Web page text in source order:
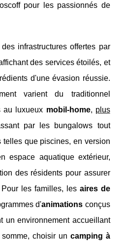
pour les passionnés de
infrastructures offertes par
des services étoilés, et
d'une évasion réussie.
varient du traditionnel
au luxueux mobil-home, plus
par les bungalows tout
que piscines, en version
espace aquatique extérieur,
des résidents pour assurer
les familles, les aires de
d'animations conçus
un environnement accueillant
choisir un camping à